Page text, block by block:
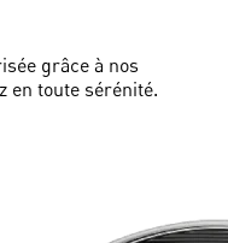
grâce à nos
en toute sérénité.